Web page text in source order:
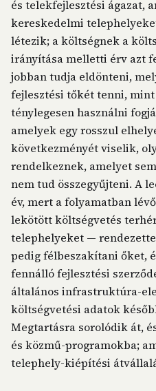
és telekfejlesztési ágazat,
kereskedelmi
létezik; a költségnek a
irányítása melletti érv azt
jobban tudja eldönteni,
fejlesztési tőkét tenni,
ténylegesen használni
amelyek egy rosszul
következményét viselik,
rendelkeznek, amelyet
nem tud összegyűjteni. A
év, mert a folyamatban
lekötött költségvetés
telephelyeket —
pedig félbeszakítani őket,
fennálló fejlesztési
általános infrastruktúra-
költségvetési adatok
Megtartásra sorolódik át,
és közmű-programokba;
telephely-kiépítési